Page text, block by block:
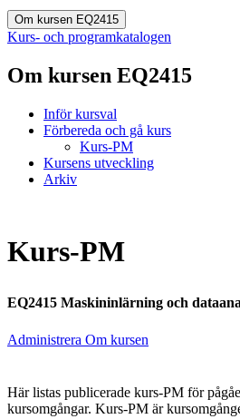
Om kursen EQ2415
Kurs- och programkatalogen
Om kursen EQ2415
Inför kursval
Förbereda och gå kurs
Kurs-PM
Kursens utveckling
Arkiv
Kurs-PM
EQ2415 Maskininlärning och
Administrera Om kursen
Här listas publicerade kurs-PM för
kursomgångar. Kurs-PM är